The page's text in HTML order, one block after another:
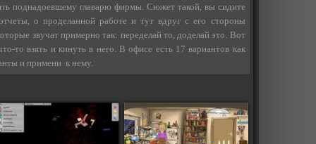
поднадоевшему главарю фирмы. Сюжет такой, вы сидите
о проделанной работе и тут вдруг с его стороны
звучат примерно так: переделай то, доделай это. Вот
то взять и кинуть в него. В офисе есть 17 вариантов как
и примени к нему.